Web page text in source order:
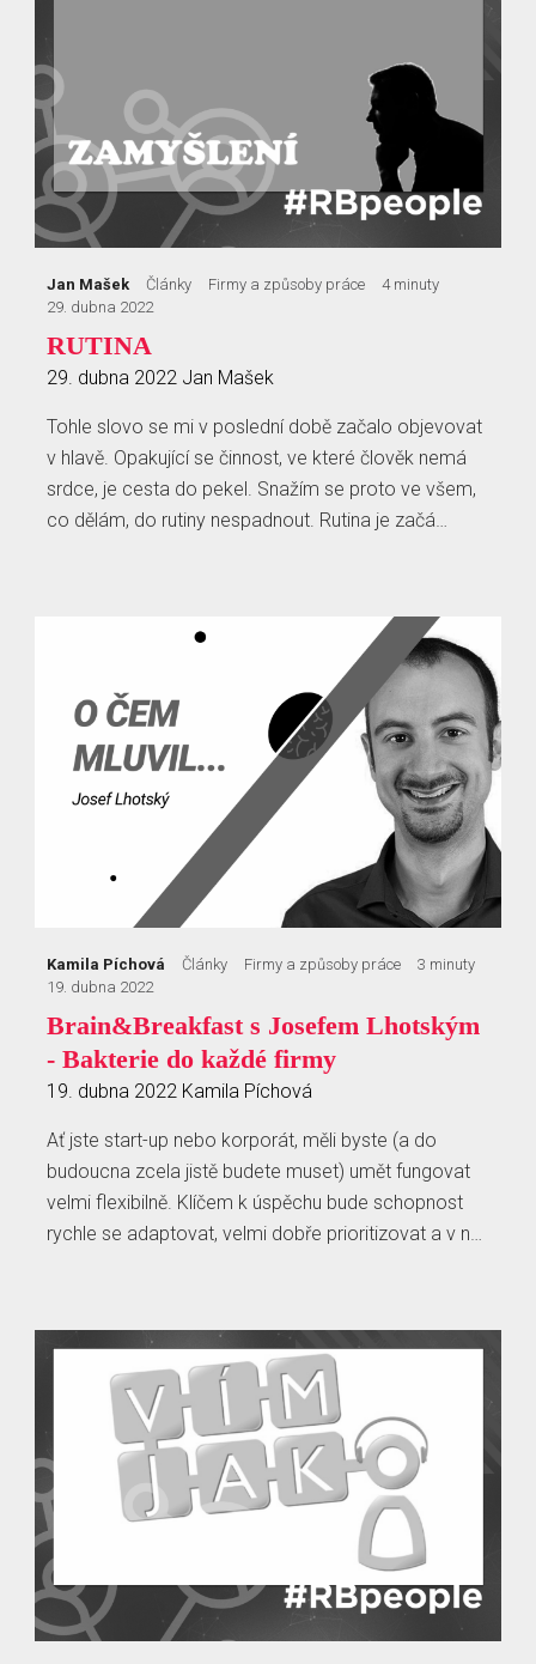
Jan Mašek Články Firmy a způsoby práce
4 minuty
29. dubna 2022
RUTINA
29. dubna 2022 Jan Mašek
Tohle slovo se mi v poslední době začalo objevovat
v hlavě. Opakující se činnost, ve které člověk nemá
srdce, je cesta do pekel. Snažím se proto ve všem,
co dělám, do rutiny nespadnout. Rutina je začá…
Kamila Píchová Články Firmy a způsoby práce
3 minuty
19. dubna 2022
Brain&Breakfast s Josefem Lhotským
- Bakterie do každé firmy
19. dubna 2022 Kamila Píchová
Ať jste start-up nebo korporát, měli byste (a do
budoucna zcela jistě budete muset) umět fungovat
velmi flexibilně. Klíčem k úspěchu bude schopnost
rychle se adaptovat, velmi dobře prioritizovat a v n…